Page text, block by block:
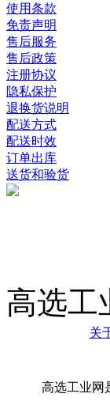
使用条款
免责声明
售后服务
售后政策
注册协议
隐私保护
退换货说明
配送方式
配送时效
订单出库
送货和验货
高选工
关
高选工业网